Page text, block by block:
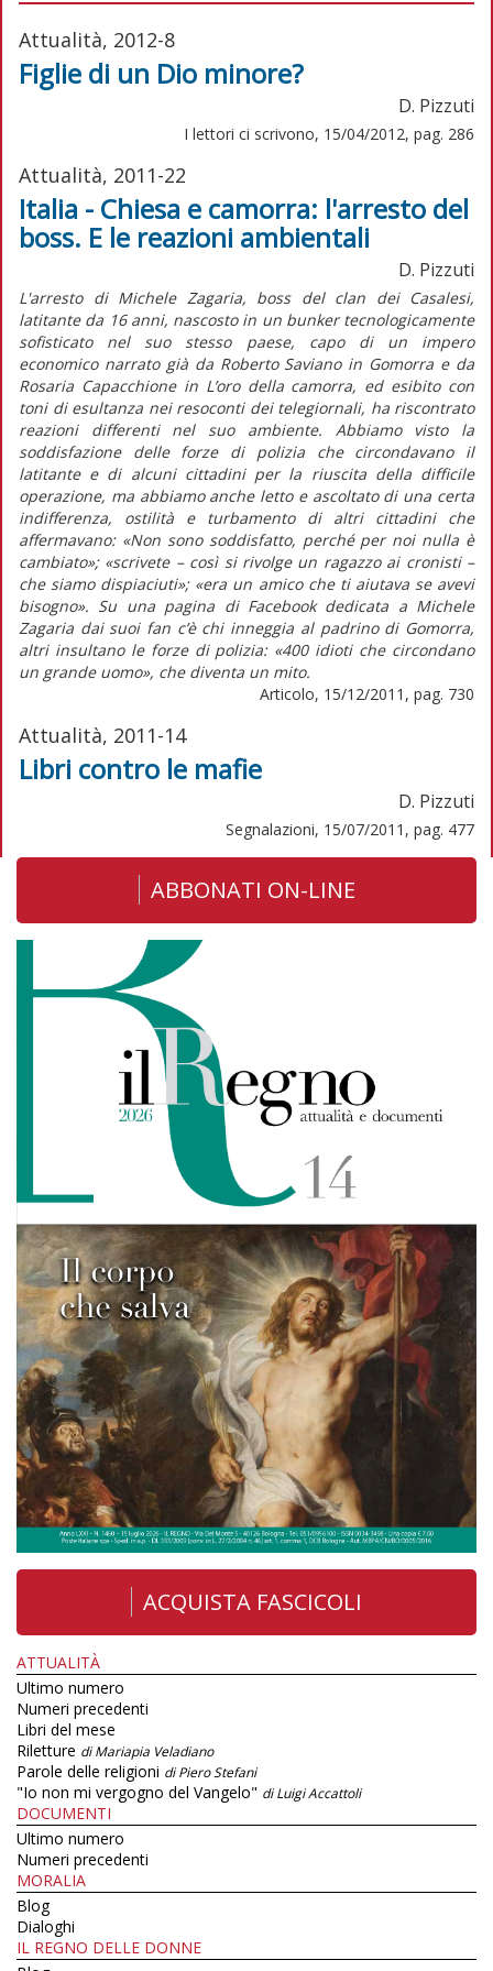
Attualità, 2012-8
Figlie di un Dio minore?
D. Pizzuti
I lettori ci scrivono, 15/04/2012, pag. 286
Attualità, 2011-22
Italia - Chiesa e camorra: l'arresto del
boss. E le reazioni ambientali
D. Pizzuti
L'arresto di Michele Zagaria, boss del clan dei Casalesi,
latitante da 16 anni, nascosto in un bunker tecnologicamente
sofisticato nel suo stesso paese, capo di un impero
economico narrato già da Roberto Saviano in Gomorra e da
Rosaria Capacchione in L’oro della camorra, ed esibito con
toni di esultanza nei resoconti dei telegiornali, ha riscontrato
reazioni differenti nel suo ambiente. Abbiamo visto la
soddisfazione delle forze di polizia che circondavano il
latitante e di alcuni cittadini per la riuscita della difficile
operazione, ma abbiamo anche letto e ascoltato di una certa
indifferenza, ostilità e turbamento di altri cittadini che
affermavano: «Non sono soddisfatto, perché per noi nulla è
cambiato»; «scrivete – così si rivolge un ragazzo ai cronisti –
che siamo dispiaciuti»; «era un amico che ti aiutava se avevi
bisogno». Su una pagina di Facebook dedicata a Michele
Zagaria dai suoi fan c’è chi inneggia al padrino di Gomorra,
altri insultano le forze di polizia: «400 idioti che circondano
un grande uomo», che diventa un mito.
Articolo, 15/12/2011, pag. 730
Attualità, 2011-14
Libri contro le mafie
D. Pizzuti
Segnalazioni, 15/07/2011, pag. 477
ABBONATI ON-LINE
ACQUISTA FASCICOLI
ATTUALITÀ
Ultimo numero
Numeri precedenti
Libri del mese
Riletture di Mariapia Veladiano
Parole delle religioni di Piero Stefani
"Io non mi vergogno del Vangelo" di Luigi Accattoli
DOCUMENTI
Ultimo numero
Numeri precedenti
MORALIA
Blog
Dialoghi
IL REGNO DELLE DONNE